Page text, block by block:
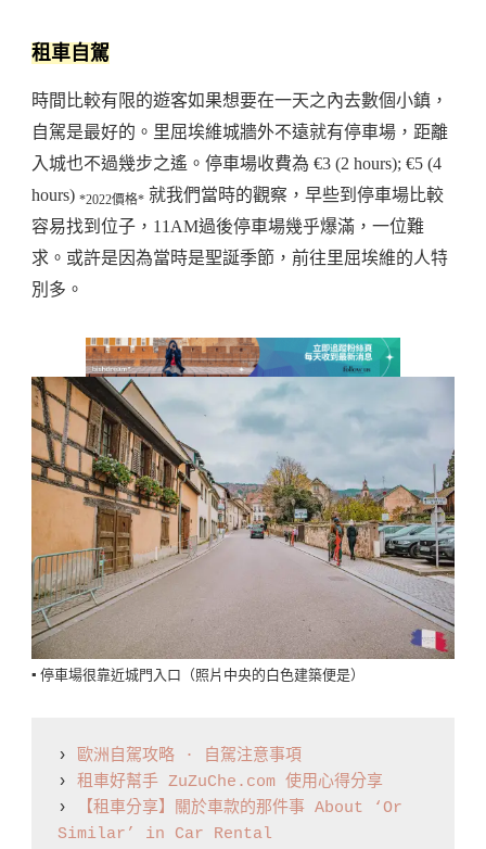
租車自駕
時間比較有限的遊客如果想要在一天之內去數個小鎮，
自駕是最好的。里屈埃維城牆外不遠就有停車場，距離
入城也不過幾步之遙。停車場收費為 €3 (2 hours); €5 (4
hours) *2022價格* 就我們當時的觀察，早些到停車場比較
容易找到位子，11AM過後停車場幾乎爆滿，一位難
求。或許是因為當時是聖誕季節，前往里屈埃維的人特
別多。
▪️ 停車場很靠近城門入口（照片中央的白色建築便是）
› 歐洲自駕攻略 · 自駕注意事項
› 租車好幫手 ZuZuChe.com 使用心得分享
›
【租車分享】關於車款的那件事 About ‘Or
Similar’ in Car Rental